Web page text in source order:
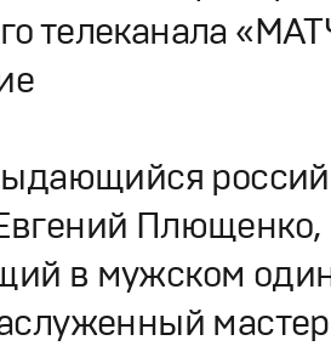
телеканала
Плющенко,
в мужском